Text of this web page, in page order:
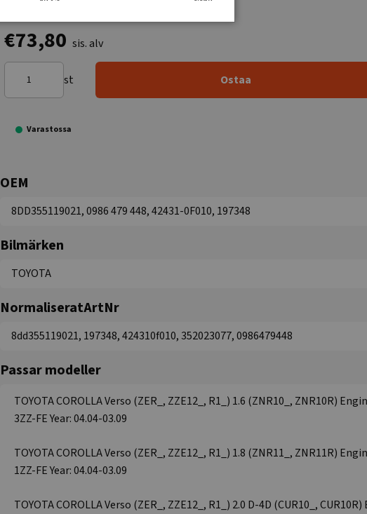
€73,80 sis. alv
st Ostaa
Varastossa
OEM
8DD355119021, 0986 479 448, 42431-0F010, 197348
Bilmärken
TOYOTA
NormaliseratArtNr
8dd355119021, 197348, 424310f010, 352023077, 0986479448
Passar modeller
TOYOTA COROLLA Verso (ZER_, ZZE12_, R1_) 1.6 (ZNR10_, ZNR10R)
3ZZ-FE Year: 04.04-03.09
TOYOTA COROLLA Verso (ZER_, ZZE12_, R1_) 1.8 (ZNR11_, ZNR11R)
1ZZ-FE Year: 04.04-03.09
TOYOTA COROLLA Verso (ZER_, ZZE12_, R1_) 2.0 D-4D (CUR10_,